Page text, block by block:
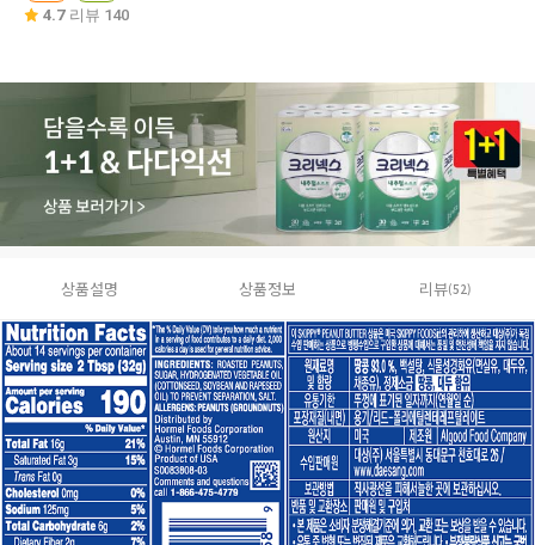
4.7 리뷰 140
상품설명 상품정보 리뷰(52)